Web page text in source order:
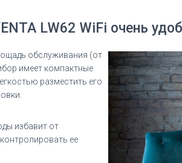
LW62 WiFi очень
обслуживания (от
имеет компактные
разместить его
избавит от
ее